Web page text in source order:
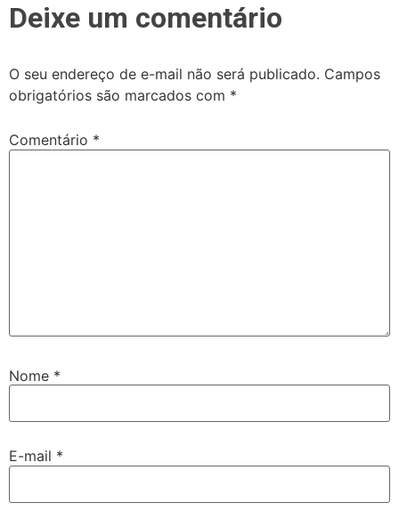
Deixe um comentário
O seu endereço de e-mail não será publicado. Campos
obrigatórios são marcados com *
Comentário *
Nome *
E-mail *